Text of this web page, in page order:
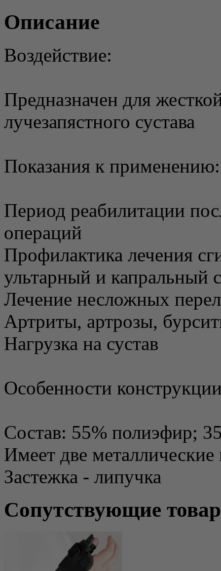
Описание
Воздействие:
Предназначен для
лучезапястного сустава
Показания к применению:
Период реабилитации
операций
Профилактика лечения
ультарный и капральный
Лечение несложных
Артриты, артрозы,
Нагрузка на сустав
Особенности
Состав: 55% полиэфир;
Имеет две
Застежка - липучка
Сопутствующие